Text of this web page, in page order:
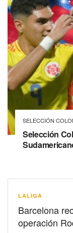
SELECCIÓN
Selección
LALIGA
Barcelona
operación